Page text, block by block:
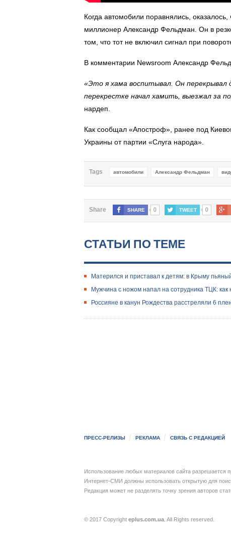
Когда автомобили поравнялись,
миллионер Александр Фельдман. Он в
том, что тот не включил сигнал при
В комментарии Newsroom Александр
«Это я хама воспитывал. Он перекрывал
перекрестке начал хамить, выезжал за
нардеп.
Как сообщал «Апостроф», ранее под
Украины от партии «Слуга народа».
Tags автомобили Александр Фельдман
Share SHARE 0 TWEET 0
СТАТЬИ ПО ТЕМЕ
Матерился и приставал к детям: в Крыму
Мужчина с ножом напал на сотрудника ТЦК: как
Россияне в канун Рождества расстреляли 6
ПРЕСС-РЕЛИЗЫ РЕКЛАМА СВЯЗЬ С РЕДАКЦИЕЙ
Использование любых материалов сайта разрешается
Интернет-СМИ должны использовать открытую для
Редакция может не разделять точку зрения авторов
© 2017 Copyright eplus.com.ua. All Rights reserved.